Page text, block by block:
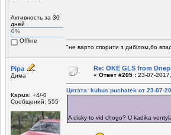
Активность за 30
дней
0%
Offline
"не варто спорити з дибілом,бо
Pipa
Дима
Карма: +4/-0
Сообщений: 555
Re: OKE GLS from
« Ответ #205 : 23-07-
Цитата: kubus puchatek от 23-07-
A disky to vid chogo? U kadika